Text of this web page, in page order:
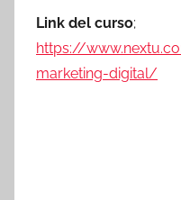
Link del curso;
https://
marketing-digital/